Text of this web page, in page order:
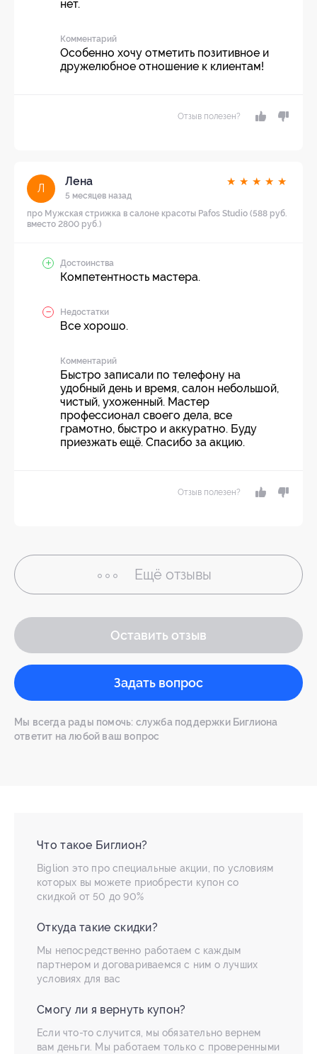
нет.
Комментарий
Особенно хочу отметить позитивное и
дружелюбное отношение к клиентам!
Отзыв полезен?
Л
Лена
5 месяцев назад
★ ★ ★ ★ ★
про Мужская стрижка в салоне красоты Pafos Studio (588 руб.
вместо 2800 руб.)
Достоинства
Компетентность мастера.
Недостатки
Все хорошо.
Комментарий
Быстро записали по телефону на
удобный день и время, салон небольшой,
чистый, ухоженный. Мастер
профессионал своего дела, все
грамотно, быстро и аккуратно. Буду
приезжать ещё. Спасибо за акцию.
Отзыв полезен?
Ещё отзывы
Оставить отзыв
Задать вопрос
Мы всегда рады помочь: служба поддержки Биглиона
ответит на любой ваш вопрос
Что такое Биглион?
Biglion это про специальные акции, по условиям
которых вы можете приобрести купон со
скидкой от 50 до 90%
Откуда такие скидки?
Мы непосредственно работаем с каждым
партнером и договариваемся с ним о лучших
условиях для вас
Смогу ли я вернуть купон?
Если что-то случится, мы обязательно вернем
вам деньги. Мы работаем только с проверенными